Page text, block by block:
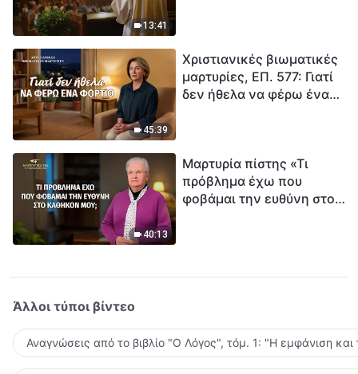
13:41
45:39
Χριστιανικές βιωματικές
μαρτυρίες, ΕΠ. 577: Γιατί
δεν ήθελα να φέρω ένα
40:13
Μαρτυρία πίστης «Τι
πρόβλημα έχω που
φοβάμαι την ευθύνη στο
Άλλοι τύποι βίντεο
Αναγνώσεις από το βιβλίο "Ο Λόγος", τόμ. 1: "Η εμφάνιση